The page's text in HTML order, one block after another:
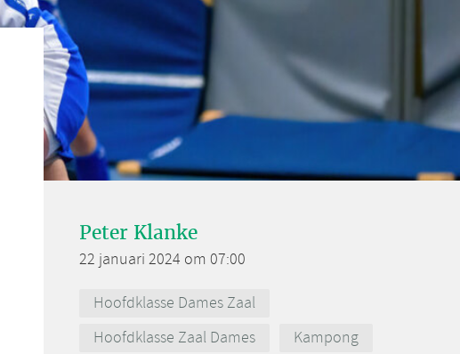
Peter Klanke
22 januari 2024 om 07:00
Hoofdklasse Dames Zaal
Hoofdklasse Zaal Dames
Kampong